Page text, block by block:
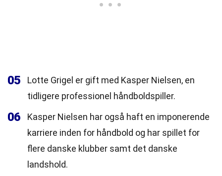
05
Lotte Grigel er gift med Kasper Nielsen, en
tidligere professionel håndboldspiller.
06
Kasper Nielsen har også haft en imponerende
karriere inden for håndbold og har spillet for
flere danske klubber samt det danske
landshold.